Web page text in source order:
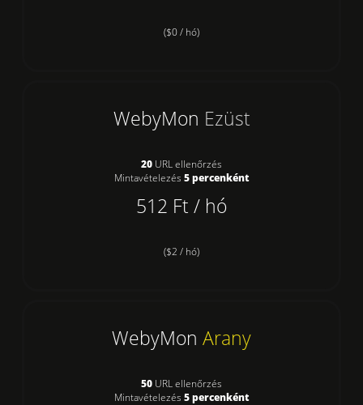
($0 / hó)
WebyMon Ezüst
20 URL ellenőrzés
Mintavételezés 5 percenként
512 Ft / hó
($2 / hó)
WebyMon Arany
50 URL ellenőrzés
Mintavételezés 5 percenként